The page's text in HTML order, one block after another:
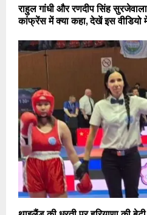
राहुल गांधी और रणदीप सिंह
कांफ्रेंस में क्या कहा, देखें इस वीडियो